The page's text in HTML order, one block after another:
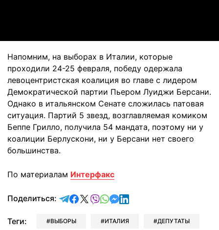
Напомним, на выборах в Италии, которые
проходили 24-25 февраля, победу одержала
левоцентристская коалиция во главе с лидером
Демократической партии Пьером Луиджи Берсани.
Однако в итальянском Сенате сложилась патовая
ситуация. Партий 5 звезд, возглавляемая комиком
Беппе Грилло, получила 54 мандата, поэтому ни у
коалиции Берлускони, ни у Берсани нет своего
большинства.
По материалам Интерфакс
Поделиться: отправить в Telegram
поделиться в Facebook
поделиться в X
отправить в Viber
отправить в Whatsapp
отправить в Messenger
отправить в LinkedIn
Теги: ВЫБОРЫ ИТАЛИЯ ДЕПУТАТЫ